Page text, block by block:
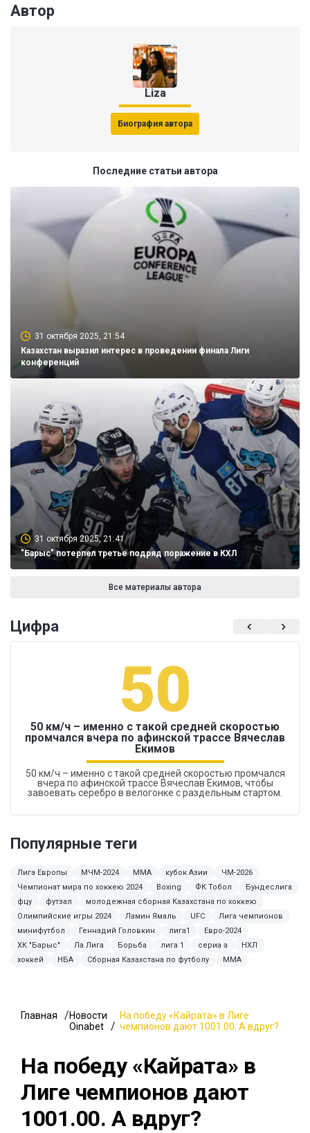
Автор
Liza
Биография автора
Последние статьи автора
31 октября 2025, 21:54
Казахстан выразил интерес в проведении финала Лиги
конференций
31 октября 2025, 21:41
"Барыс" потерпел третье подряд поражение в КХЛ
Все материалы автора
Цифра
50
50 км/ч – именно с такой средней скоростью
промчался вчера по афинской трассе Вячеслав
Екимов
50 км/ч – именно с такой средней скоростью промчался
вчера по афинской трассе Вячеслав Екимов, чтобы
завоевать серебро в велогонке с раздельным стартом.
Популярные теги
Лига Европы МЧМ-2024 ММА кубок Азии
ЧМ-2026
Чемпионат мира по хоккею 2024
Boxing ФК Тобол
Бундеслига
фцу
футзал
молодежная сборная Казахстана по хоккею
Олимпийские игры 2024
Ламин Ямаль UFC
Лига чемпионов
минифутбол
Геннадий Головкин лига1
Евро-2024
ХК "Барыс"
Ла Лига Борьба лига 1 сериа а
НХЛ
хоккей
НБА Сборная Казахстана по футболу MMA
Главная
Новости
Oinabet
На победу «Кайрата» в Лиге
чемпионов дают 1001.00. А вдруг?
На победу «Кайрата» в
Лиге чемпионов дают
1001.00. А вдруг?